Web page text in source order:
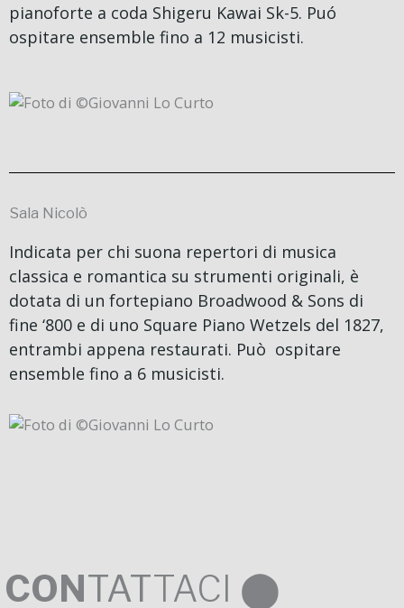
pianoforte a coda Shigeru Kawai Sk-5. Puó
ospitare ensemble fino a 12 musicisti.
Sala Nicolò
Indicata per chi suona repertori di musica
classica e romantica su strumenti originali, è
dotata di un fortepiano Broadwood & Sons di
fine ‘800 e di uno Square Piano Wetzels del 1827,
entrambi appena restaurati. Può ospitare
ensemble fino a 6 musicisti.
CONTATTACI ⬤